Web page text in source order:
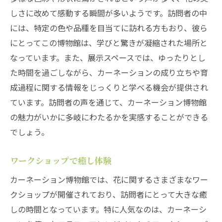
しさに改めて感動する瞬間が多いようです。訪問者の中
には、特定の色や品種を目当てに訪れる方もおり、彼ら
にとってこの博物館は、学びと驚きが凝縮された場所と
なっています。また、展示スペースでは、ゆったりとし
た時間を過ごしながら、カーネーションの成り立ちや育
成過程に関する情報をじっくりと学べる機会が提供され
ています。訪問者の声を通じて、カーネーション博物館
の魅力がいかに多岐にわたるかを実感することができる
でしょう。
ワークショップで癒し体験
カーネーション博物館では、花に関するさまざまなワー
クショップが開催されており、訪問者にとって大きな癒
しの時間となっています。特に人気なのは、カーネーシ